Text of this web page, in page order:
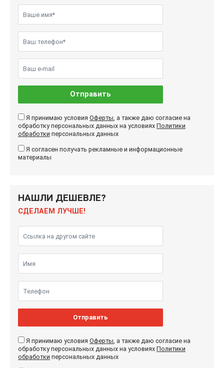
Отправить
Я принимаю условия Оферты, а также даю согласие на
обработку персональных данных на условиях Политики
обработки персональных данных
Я согласен получать рекламные и информационные
материалы
НАШЛИ ДЕШЕВЛЕ?
СДЕЛАЕМ ЛУЧШЕ!
Отправить
Я принимаю условия Оферты, а также даю согласие на
обработку персональных данных на условиях Политики
обработки персональных данных